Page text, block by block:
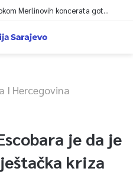
U julu u KS rast broja gostiju, tokom Merlinovih koncerata gotovo 156 miliona KM prometa
I Hercegovina
je da je
kriza